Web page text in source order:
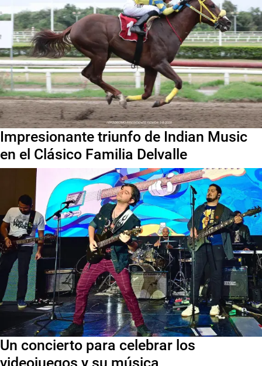
Impresionante triunfo de Indian Music
en el Clásico Familia Delvalle
Un concierto para celebrar los